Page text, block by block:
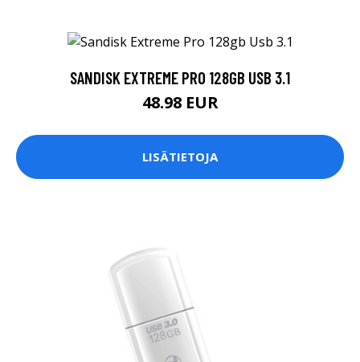
SANDISK EXTREME PRO 128GB USB 3.1
48.98 EUR
LISÄTIETOJA